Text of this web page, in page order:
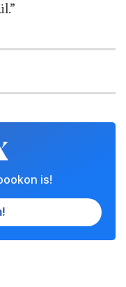
is!